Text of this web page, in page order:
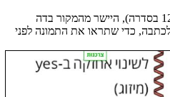
הנה הנתון הרלוונטי לכתבה זו, (ה-12 בסדרה), היישר מהמקור בדה
כדי שתראו את התמונה לפני